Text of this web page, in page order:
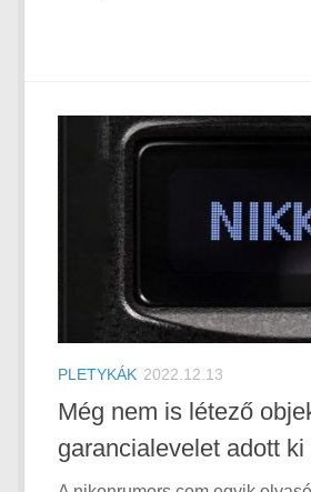
PLETYKÁK 2022.12.13
Még nem is létező
garancialevelet adott ki